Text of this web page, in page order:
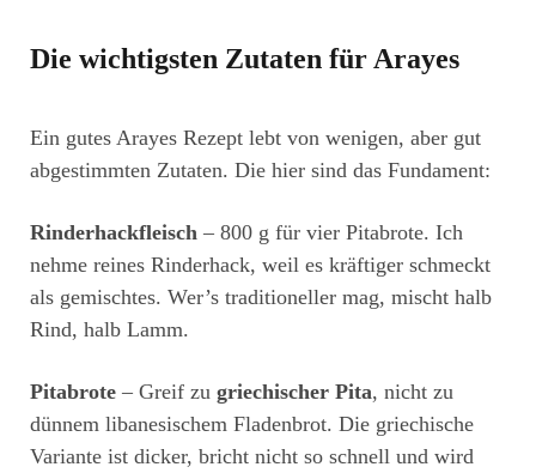
Die wichtigsten Zutaten für Arayes
Ein gutes Arayes Rezept lebt von wenigen, aber gut
abgestimmten Zutaten. Die hier sind das Fundament:
Rinderhackfleisch – 800 g für vier Pitabrote. Ich
nehme reines Rinderhack, weil es kräftiger schmeckt
als gemischtes. Wer’s traditioneller mag, mischt halb
Rind, halb Lamm.
Pitabrote – Greif zu griechischer Pita, nicht zu
dünnem libanesischem Fladenbrot. Die griechische
Variante ist dicker, bricht nicht so schnell und wird